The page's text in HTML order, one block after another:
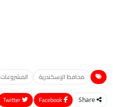
محافظ الإسكندرية المشروعات
Share